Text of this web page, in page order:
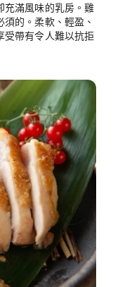
充滿風味的乳房。雞
的。柔軟、輕盈、
受帶有令人難以抗拒